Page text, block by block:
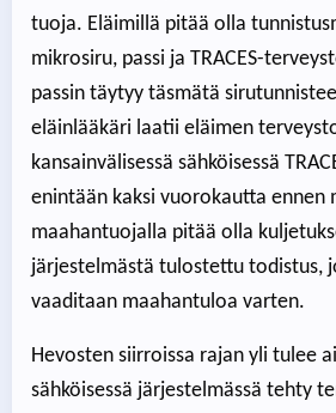
tuoja. Eläimillä pitää olla
mikrosiru, passi ja TRACES-
passin täytyy täsmätä
eläinlääkäri laatii eläimen
kansainvälisessä sähköisessä
enintään kaksi vuorokautta ennen
maahantuojalla pitää olla
järjestelmästä tulostettu todistus,
vaaditaan maahantuloa varten.
Hevosten siirroissa rajan yli tulee
sähköisessä järjestelmässä tehty